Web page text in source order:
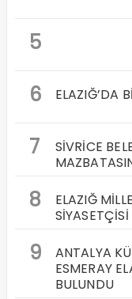
5
6
ELAZIĞ’DA
7
SİVRİCE
8
ELAZIĞ
9
ANTALYA
ESMERAY
BULUNDU